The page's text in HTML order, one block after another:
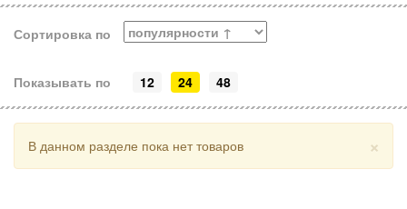
Сортировка по
Показывать по 12 24 48
×
В данном разделе пока нет товаров